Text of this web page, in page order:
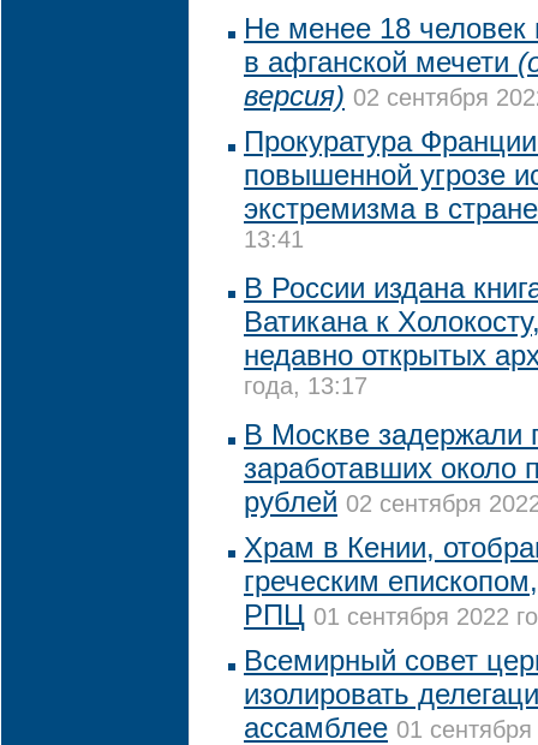
Не менее 18 человек
в афганской мечети
версия) 02 сентября
Прокуратура
повышенной угрозе
экстремизма в стране
13:41
В России издана
Ватикана к
недавно открытых
года, 13:17
В Москве задержали
заработавших около
рублей 02 сентября
Храм в Кении,
греческим
РПЦ 01 сентября 2022
Всемирный совет
изолировать
ассамблее 01